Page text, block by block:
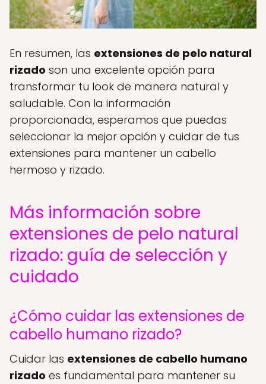
En resumen, las extensiones de pelo natural
rizado son una excelente opción para
transformar tu look de manera natural y
saludable. Con la información
proporcionada, esperamos que puedas
seleccionar la mejor opción y cuidar de tus
extensiones para mantener un cabello
hermoso y rizado.
Más información sobre
extensiones de pelo natural
rizado: guía de selección y
cuidado
¿Cómo cuidar las extensiones de
cabello humano rizado?
Cuidar las extensiones de cabello humano
rizado es fundamental para mantener su